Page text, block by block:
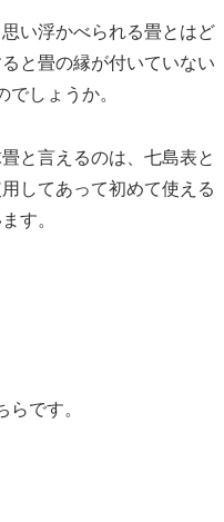
い浮かべられる畳とはど
と畳の縁が付いていない
でしょうか。
と言えるのは、七島表と
してあって初めて使える
す。
らです。